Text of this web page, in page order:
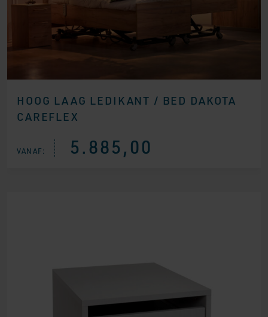
HOOG LAAG LEDIKANT / BED DAKOTA
CAREFLEX
VANAF: 5.885,00